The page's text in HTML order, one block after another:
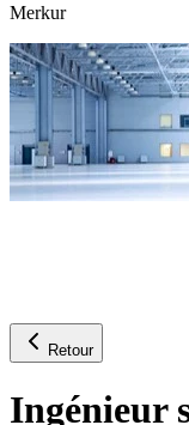
Merkur
Retour
Ingénieur